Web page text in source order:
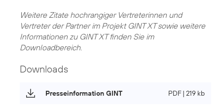
Weitere Zitate hochrangiger Vertreterinnen und
Vertreter der Partner im Projekt GINT XT sowie weitere
Informationen zu GINT XT finden Sie im
Downloadbereich.
Downloads
Presseinformation GINT PDF | 219 kb